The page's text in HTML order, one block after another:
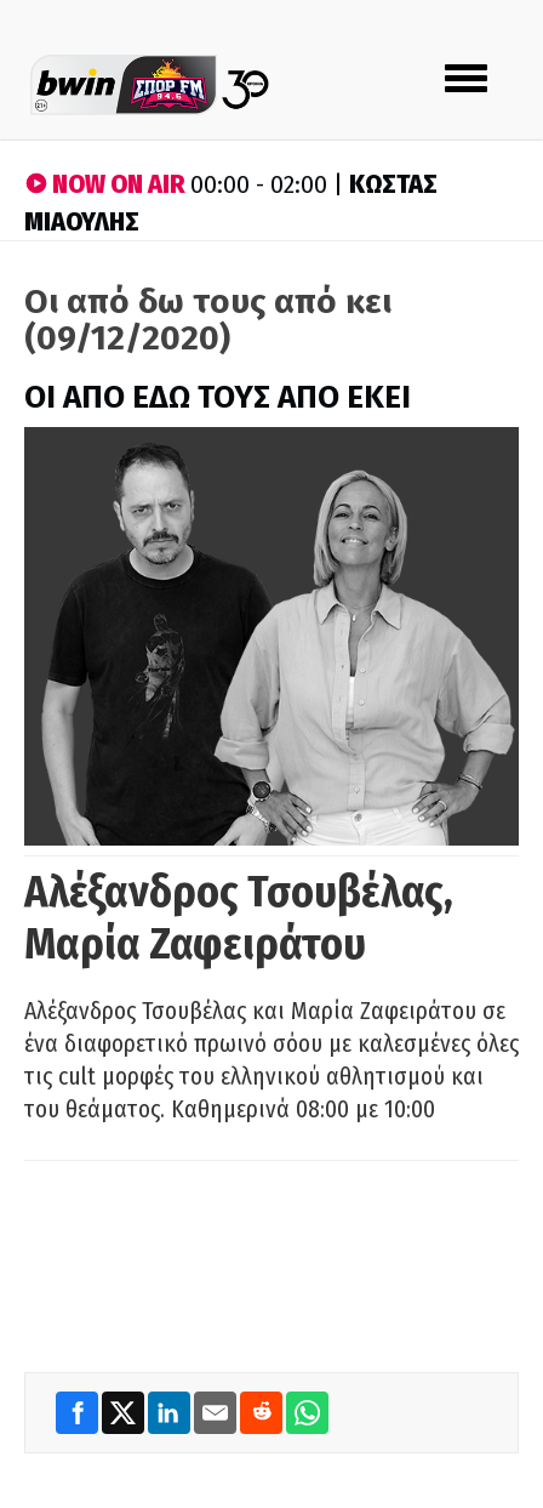
Toggle
navigation
NOW ON AIR00:00 - 02:00 | ΚΩΣΤΑΣ
ΜΙΑΟΥΛΗΣ
Οι από δω τους από κει
(09/12/2020)
ΟΙ ΑΠΟ ΕΔΩ ΤΟΥΣ ΑΠΟ ΕΚΕΙ
Αλέξανδρος Τσουβέλας,
Μαρία Ζαφειράτου
Αλέξανδρος Τσουβέλας και Μαρία Ζαφειράτου σε
ένα διαφορετικό πρωινό σόου με καλεσμένες όλες
τις cult μορφές του ελληνικού αθλητισμού και
του θεάματος. Καθημερινά 08:00 με 10:00